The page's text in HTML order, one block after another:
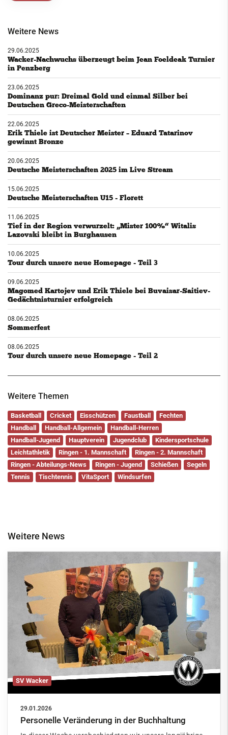
Weitere News
29.06.2025
Wacker-Nachwuchs überzeugt beim Jean Foeldeak Turnier
in Penzberg
23.06.2025
Dominanz pur: Dreimal Gold und einmal Silber bei
Deutschen Greco-Meisterschaften
22.06.2025
Erik Thiele ist Deutscher Meister – Eduard Tatarinov
gewinnt Bronze
20.06.2025
Deutsche Meisterschaften 2025 im Live Stream
15.06.2025
Deutsche Meisterschaften U15 - Florett
11.06.2025
Tief in der Region verwurzelt: „Mister 100%“ Witalis
Lazovski bleibt in Burghausen
10.06.2025
Tour durch unsere neue Homepage - Teil 3
09.06.2025
Magomed Kartojev und Erik Thiele bei Buvaisar-Saitiev-
Gedächtnisturnier erfolgreich
08.06.2025
Sommerfest
08.06.2025
Tour durch unsere neue Homepage - Teil 2
Weitere Themen
Basketball Cricket Eisschützen Faustball
Fechten
Handball
Handball-Allgemein
Handball-Herren
Handball-Jugend
Hauptverein Jugendclub
Kindersportschule
Leichtathletik
Ringen - 1. Mannschaft
Ringen - 2. Mannschaft
Ringen - Abteilungs-News
Ringen - Jugend Schießen
Segeln
Tennis
Tischtennis VitaSport Windsurfen
Weitere News
SV Wacker
29.01.2026
Personelle Veränderung in der Buchhaltung